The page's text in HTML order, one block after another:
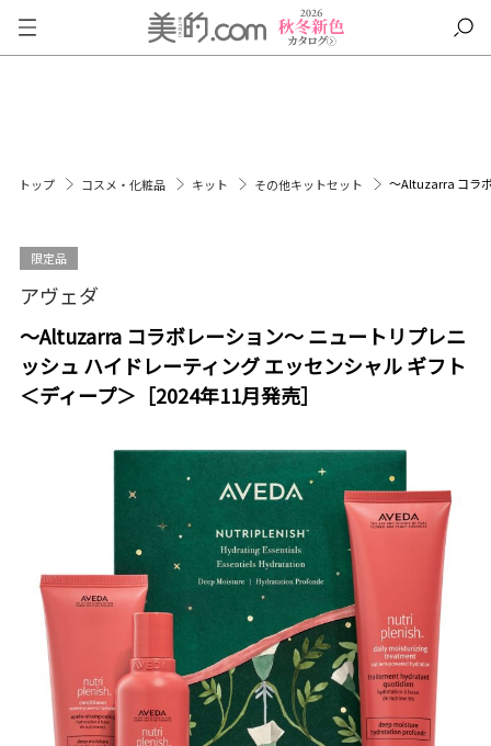
トップ コスメ・化粧品 キット その他キットセット ～Altuzarra コラ
限定品
アヴェダ
～Altuzarra コラボレーション～ ニュートリプレニ
ッシュ ハイドレーティング エッセンシャル ギフト
＜ディープ＞［2024年11月発売］